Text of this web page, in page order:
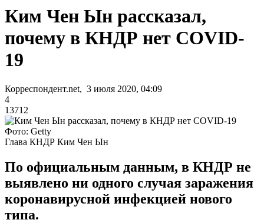
Ким Чен Ын рассказал,
почему в КНДР нет COVID-
19
Корреспондент.net, 3 июля 2020, 04:09
4
13712
Фото: Getty
Глава КНДР Ким Чен Ын
По официальным данным, в КНДР не
выявлено ни одного случая заражения
коронавирусной инфекцией нового
типа.